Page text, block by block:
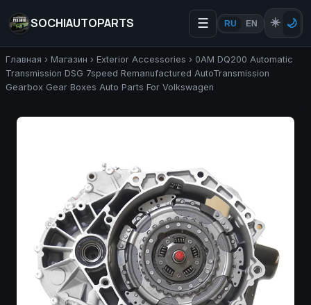
SOCHIAUTOPARTS ☰ RU EN ☀️ 🌙
Главная › Магазин › Exterior Accessories › 0AM DQ200 Automatic
Transmission DSG 7speed Remanufactured AutoTransmission
Gearbox Gear Boxes Auto Parts For Volkswagen